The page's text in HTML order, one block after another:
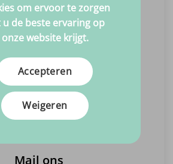
Bel ons
en gemakkelijk advies
t/m vrijdag
10:00 - 17:00
Dinsdagen gesloten
463 869 15
Mail ons
om ervoor te zorgen
u de beste ervaring op
onze website krijgt.
Accepteren
Weigeren